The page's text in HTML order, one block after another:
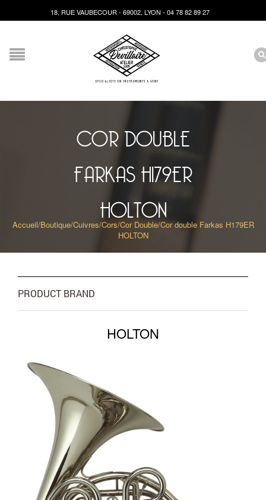
18, RUE VAUBECOUR - 69002, LYON - 04 78 82 89 27
COR DOUBLE
FARKAS H179ER
HOLTON
Accueil/Boutique/Cuivres/Cors/Cor Double/Cor double Farkas H179ER
HOLTON
PRODUCT BRAND
HOLTON